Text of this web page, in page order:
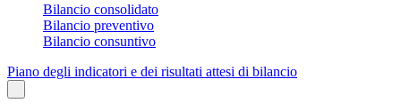
Bilancio consolidato
Bilancio preventivo
Bilancio consuntivo
Piano degli indicatori e dei risultati attesi di bilancio